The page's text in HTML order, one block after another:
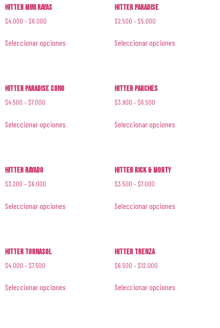
Hitter Mini Rayas
$4.000 – $6.000
Seleccionar opciones
Hitter Paradise
$2.500 – $5.000
Seleccionar opciones
Hitter Paradise Cono
$4.500 – $7.000
Seleccionar opciones
Hitter Parches
$3.900 – $6.500
Seleccionar opciones
Hitter Rayado
$3.200 – $6.000
Seleccionar opciones
Hitter Rick & Morty
$3.500 – $7.000
Seleccionar opciones
Hitter Tornasol
$4.000 – $7.500
Seleccionar opciones
Hitter Trenza
$6.500 – $12.000
Seleccionar opciones